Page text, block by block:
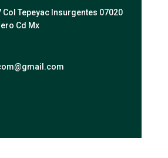
Tepeyac Insurgentes 07020
Cd Mx